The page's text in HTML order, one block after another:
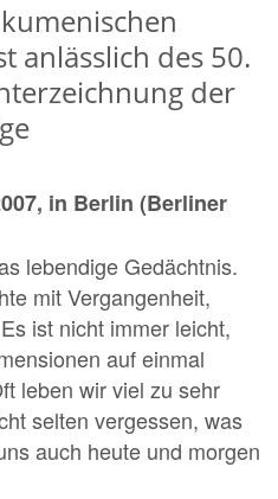
anlässlich des 50.
der
in Berlin (Berliner
lebendige Gedächtnis.
mit Vergangenheit,
ist nicht immer leicht,
auf einmal
leben wir viel zu sehr
selten vergessen, was
auch heute und morgen